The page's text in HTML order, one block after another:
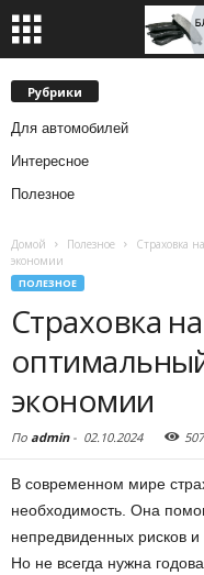
Рубрики
Для автомобилей
Интересное
Полезное
Домой Полезное
Страховка
экономии
ПОЛЕЗНОЕ
Страховка
экономии
По admin- 02.10.2024 507
В современном мире
необходимость. Она
непредвиденных рисков
Но не всегда нужна